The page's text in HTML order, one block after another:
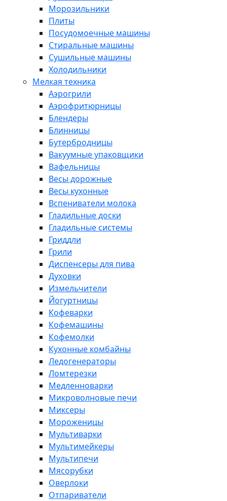
Морозильники
Плиты
Посудомоечные машины
Стиральные машины
Сушильные машины
Холодильники
Мелкая техника
Аэрогрили
Аэрофритюрницы
Блендеры
Блинницы
Бутербродницы
Вакуумные упаковщики
Вафельницы
Весы дорожные
Весы кухонные
Вспениватели молока
Гладильные доски
Гладильные системы
Гриддли
Грили
Диспенсеры для пива
Духовки
Измельчители
Йогуртницы
Кофеварки
Кофемашины
Кофемолки
Кухонные комбайны
Ледогенераторы
Ломтерезки
Медленноварки
Микроволновые печи
Миксеры
Мороженицы
Мультиварки
Мультимейкеры
Мультипечи
Мясорубки
Оверлоки
Отпариватели